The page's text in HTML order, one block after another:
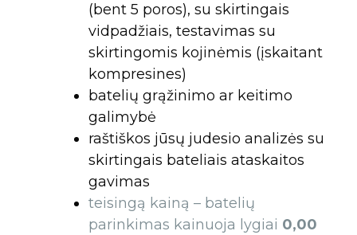
(bent 5 poros), su skirtingais
vidpadžiais, testavimas su
skirtingomis kojinėmis (įskaitant
kompresines)
batelių grąžinimo ar keitimo
galimybė
raštiškos jūsų judesio analizės su
skirtingais bateliais ataskaitos
gavimas
teisingą kainą – batelių
parinkimas kainuoja lygiai 0,00